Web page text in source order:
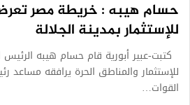
للإستثمار بمدينة الجلالة
كتبت-عبير أبورية قام حسام هيبه الرئيس
للإستثمار والمناطق الحرة يرافقه
القوات…